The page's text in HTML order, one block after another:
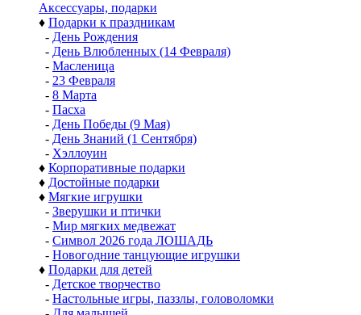
Аксессуары, подарки
♦ Подарки к праздникам
- День Рождения
- День Влюбленных (14 Февраля)
- Масленица
- 23 Февраля
- 8 Марта
- Пасха
- День Победы (9 Мая)
- День Знаний (1 Сентября)
- Хэллоуин
♦ Корпоративные подарки
♦ Достойные подарки
♦ Мягкие игрушки
- Зверушки и птички
- Мир мягких медвежат
- Символ 2026 года ЛОШАДЬ
- Новогодние танцующие игрушки
♦ Подарки для детей
- Детское творчество
- Настольные игры, паззлы, головоломки